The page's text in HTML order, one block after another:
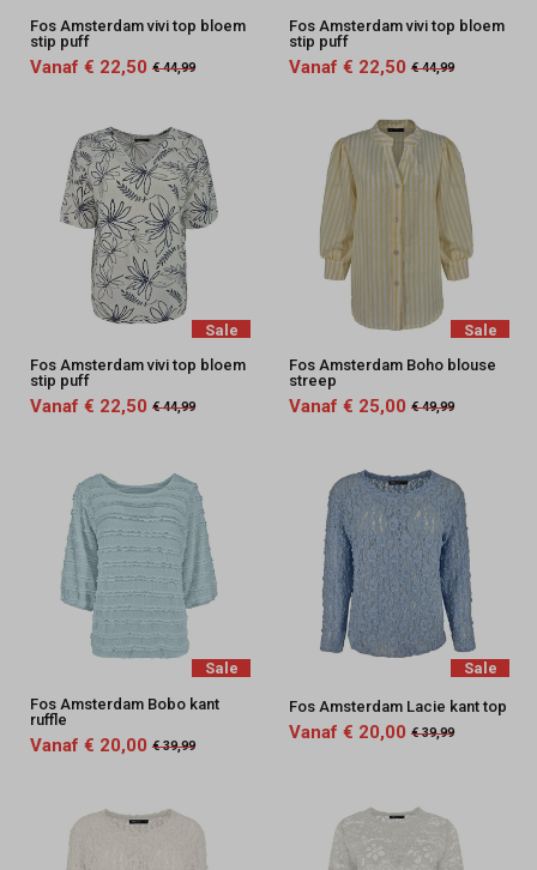
Fos Amsterdam vivi top bloem
stip puff
Vanaf € 22,50 € 44,99
Fos Amsterdam vivi top bloem
stip puff
Vanaf € 22,50 € 44,99
Sale
Fos Amsterdam vivi top bloem
stip puff
Vanaf € 22,50 € 44,99
Sale
Fos Amsterdam Boho blouse
streep
Vanaf € 25,00 € 49,99
Sale
Fos Amsterdam Bobo kant
ruffle
Vanaf € 20,00 € 39,99
Sale
Fos Amsterdam Lacie kant top
Vanaf € 20,00 € 39,99